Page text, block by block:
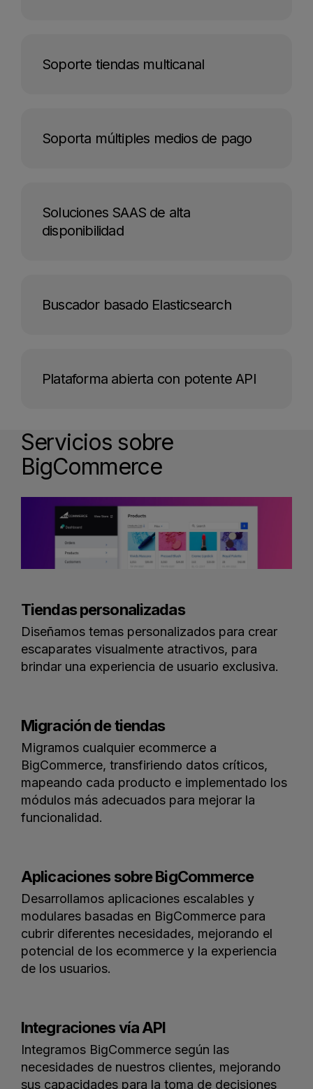
Soporte tiendas multicanal
Soporta múltiples medios de pago
Soluciones SAAS de alta
disponibilidad
Buscador basado Elasticsearch
Plataforma abierta con potente API
Servicios sobre
BigCommerce
Tiendas personalizadas
Diseñamos temas personalizados para crear
escaparates visualmente atractivos, para
brindar una experiencia de usuario exclusiva.
Migración de tiendas
Migramos cualquier ecommerce a
BigCommerce, transfiriendo datos críticos,
mapeando cada producto e implementado los
módulos más adecuados para mejorar la
funcionalidad.
Aplicaciones sobre BigCommerce
Desarrollamos aplicaciones escalables y
modulares basadas en BigCommerce para
cubrir diferentes necesidades, mejorando el
potencial de los ecommerce y la experiencia
de los usuarios.
Integraciones vía API
Integramos BigCommerce según las
necesidades de nuestros clientes, mejorando
sus capacidades para la toma de decisiones